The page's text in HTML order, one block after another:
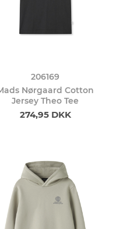
206169
Nørgaard Cotton
Jersey Theo Tee
274,95 DKK